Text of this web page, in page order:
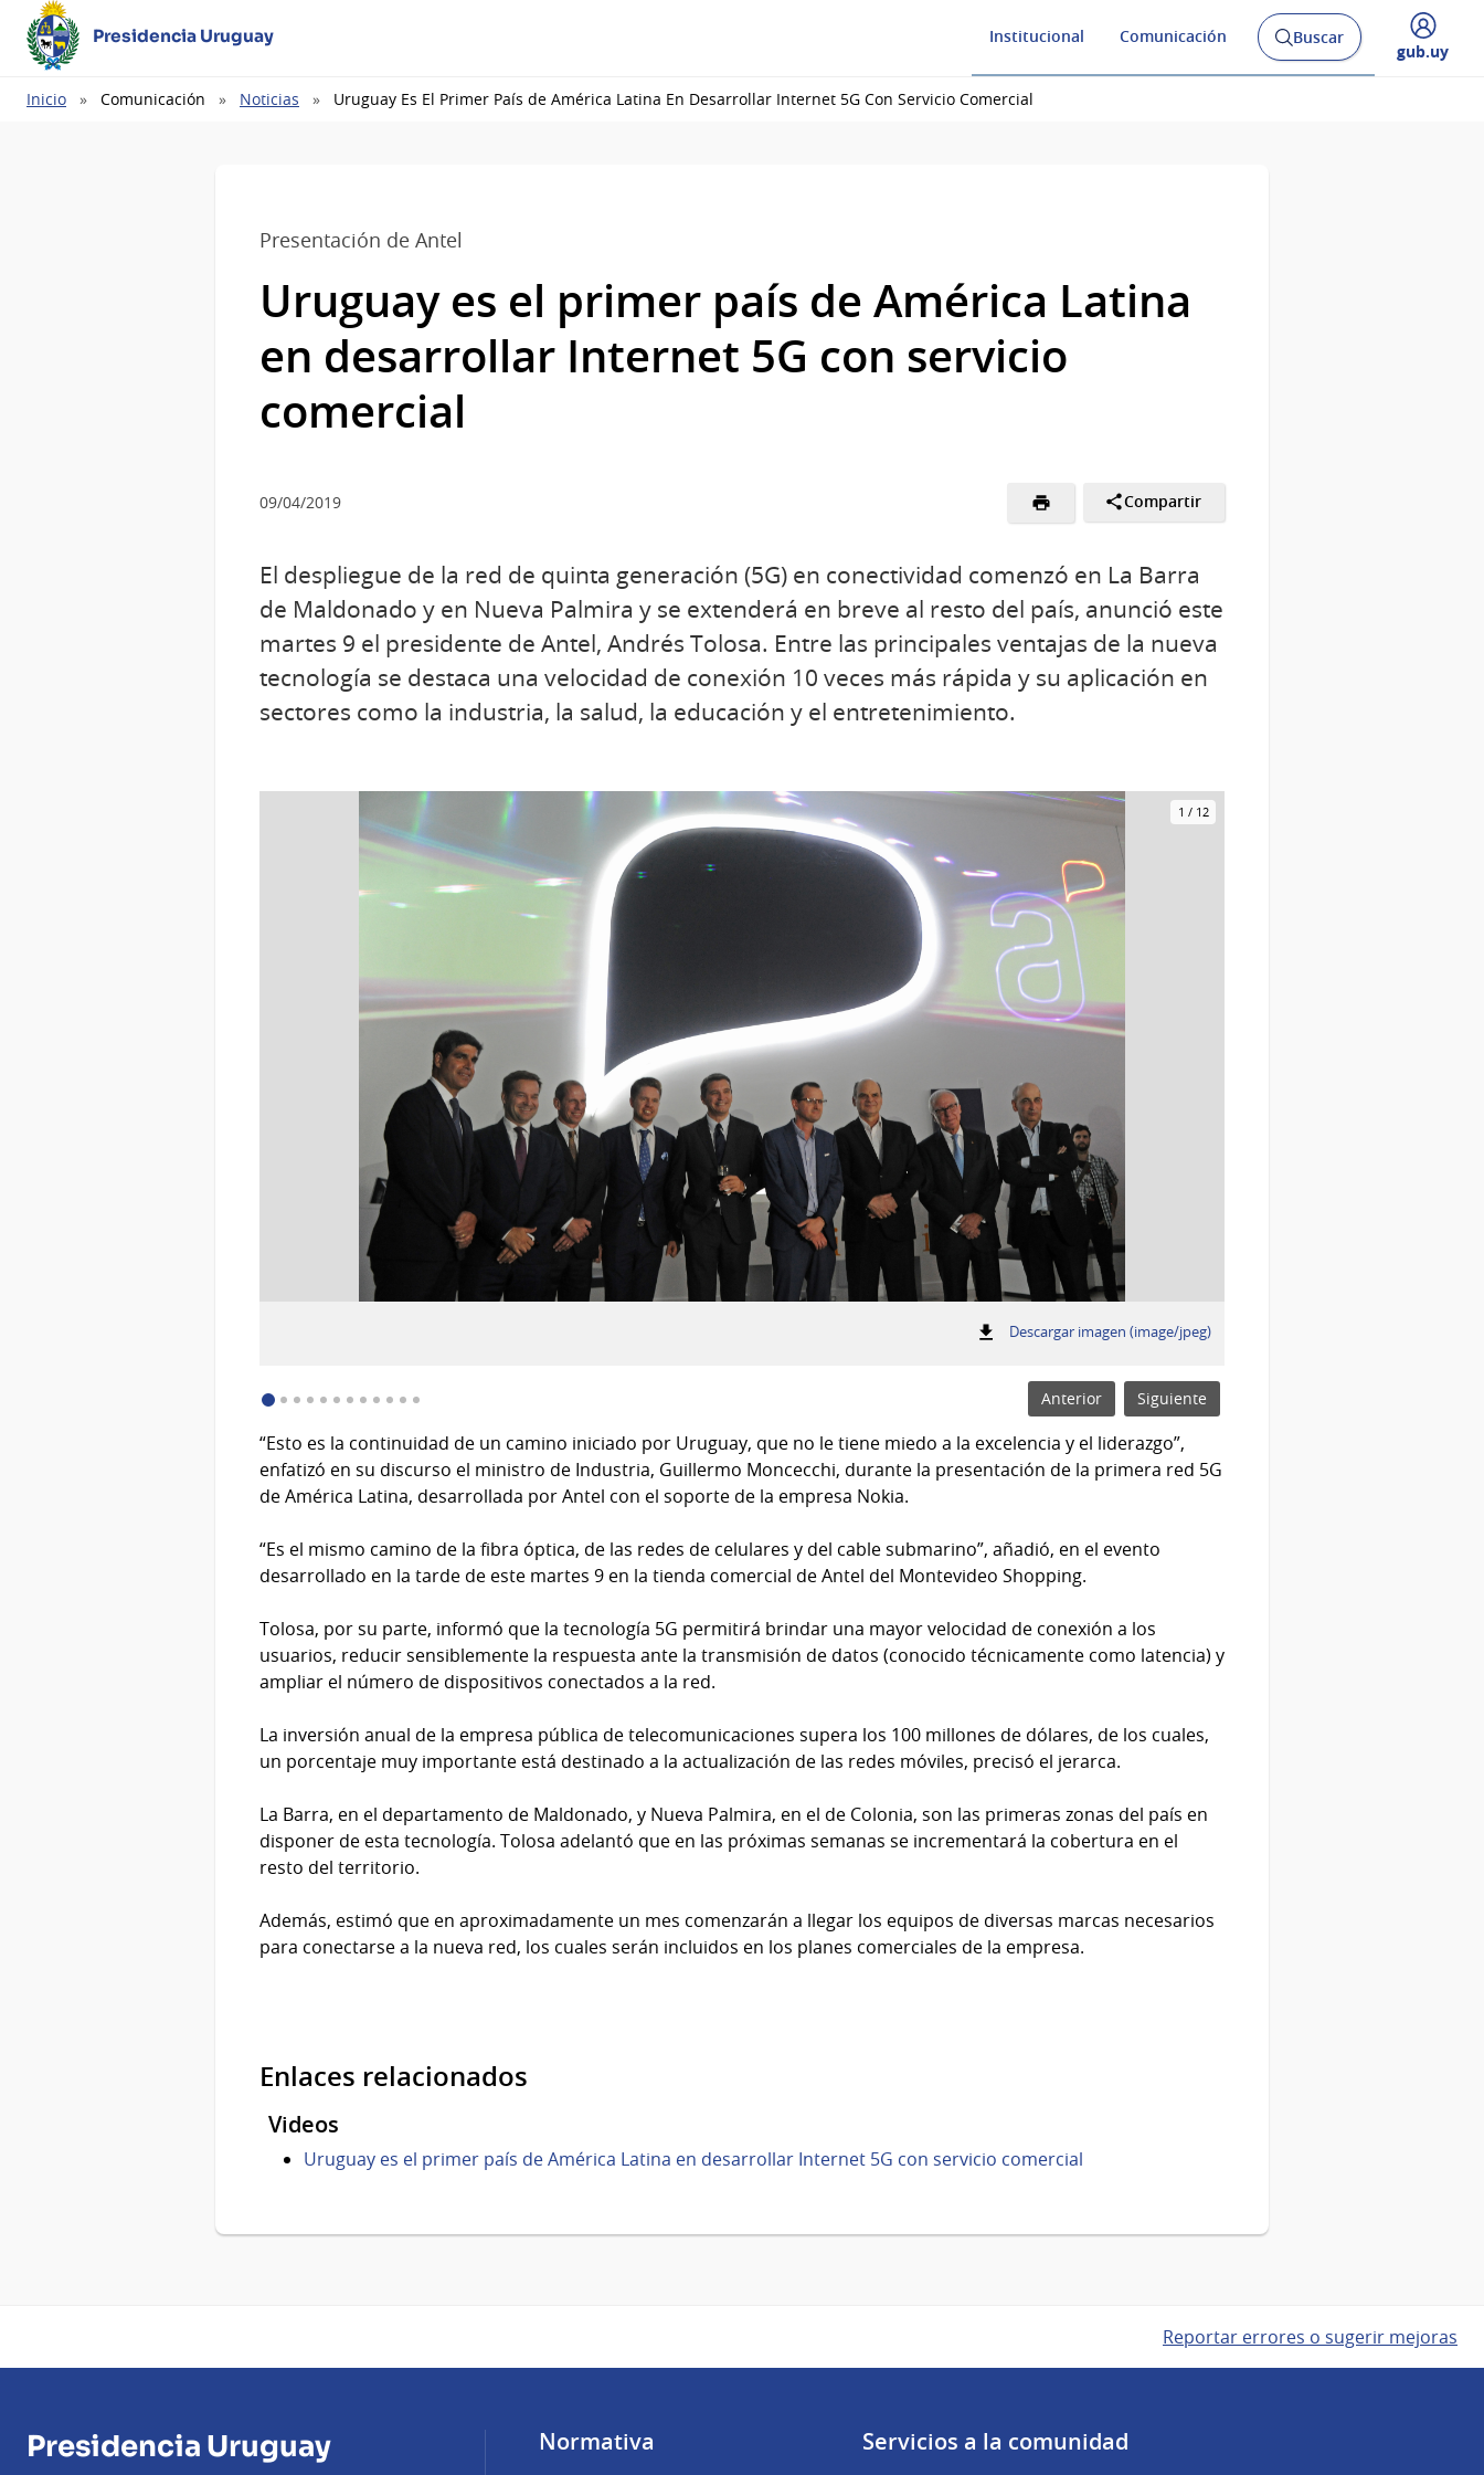
Presidencia Uruguay Institucional Comunicación
Abrir
buscador
Buscar
Desplegar
gub.uy
Ruta
Inicio Comunicación Noticias Uruguay Es El Primer País de América Latina En Desarrollar Internet 5G Con Servicio Comercial
Presentación de Antel
Uruguay es el primer país de América Latina
en desarrollar Internet 5G con servicio
comercial
09/04/2019 Compartir
El despliegue de la red de quinta generación (5G) en conectividad comenzó en La Barra
de Maldonado y en Nueva Palmira y se extenderá en breve al resto del país, anunció este
martes 9 el presidente de Antel, Andrés Tolosa. Entre las principales ventajas de la nueva
tecnología se destaca una velocidad de conexión 10 veces más rápida y su aplicación en
sectores como la industria, la salud, la educación y el entretenimiento.
1 / 12
Descargar imagen (image/jpeg):
Anterior Siguiente
“Esto es la continuidad de un camino iniciado por Uruguay, que no le tiene miedo a la excelencia y el liderazgo”,
enfatizó en su discurso el ministro de Industria, Guillermo Moncecchi, durante la presentación de la primera red 5G
de América Latina, desarrollada por Antel con el soporte de la empresa Nokia.
“Es el mismo camino de la fibra óptica, de las redes de celulares y del cable submarino”, añadió, en el evento
desarrollado en la tarde de este martes 9 en la tienda comercial de Antel del Montevideo Shopping.
Tolosa, por su parte, informó que la tecnología 5G permitirá brindar una mayor velocidad de conexión a los
usuarios, reducir sensiblemente la respuesta ante la transmisión de datos (conocido técnicamente como latencia) y
ampliar el número de dispositivos conectados a la red.
La inversión anual de la empresa pública de telecomunicaciones supera los 100 millones de dólares, de los cuales,
un porcentaje muy importante está destinado a la actualización de las redes móviles, precisó el jerarca.
La Barra, en el departamento de Maldonado, y Nueva Palmira, en el de Colonia, son las primeras zonas del país en
disponer de esta tecnología. Tolosa adelantó que en las próximas semanas se incrementará la cobertura en el
resto del territorio.
Además, estimó que en aproximadamente un mes comenzarán a llegar los equipos de diversas marcas necesarios
para conectarse a la nueva red, los cuales serán incluidos en los planes comerciales de la empresa.
Enlaces relacionados
Videos
Uruguay es el primer país de América Latina en desarrollar Internet 5G con servicio comercial
Reportar errores o sugerir mejoras
Presidencia Uruguay Normativa Servicios a la comunidad